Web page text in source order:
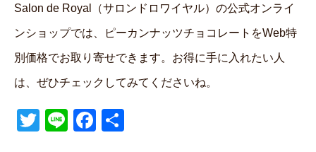
Salon de Royal（サロンドロワイヤル）の公式オンライ
ンショップでは、ピーカンナッツチョコレートをWeb特
別価格でお取り寄せできます。お得に手に入れたい人
は、ぜひチェックしてみてくださいね。
T
Li
F